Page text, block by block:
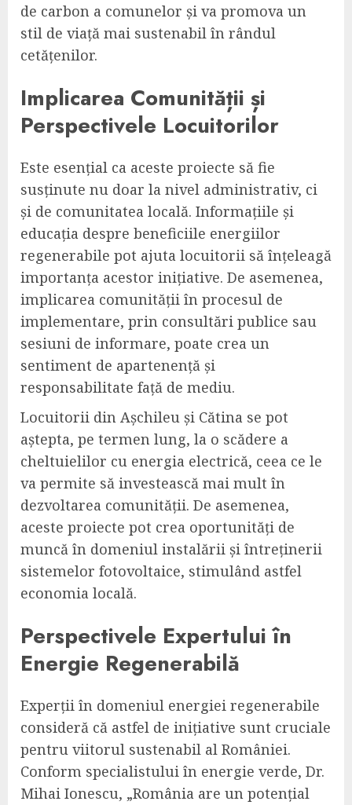
de carbon a comunelor și va promova un
stil de viață mai sustenabil în rândul
cetățenilor.
Implicarea Comunității și
Perspectivele Locuitorilor
Este esențial ca aceste proiecte să fie
susținute nu doar la nivel administrativ, ci
și de comunitatea locală. Informațiile și
educația despre beneficiile energiilor
regenerabile pot ajuta locuitorii să înțeleagă
importanța acestor inițiative. De asemenea,
implicarea comunității în procesul de
implementare, prin consultări publice sau
sesiuni de informare, poate crea un
sentiment de apartenență și
responsabilitate față de mediu.
Locuitorii din Așchileu și Cătina se pot
aștepta, pe termen lung, la o scădere a
cheltuielilor cu energia electrică, ceea ce le
va permite să investească mai mult în
dezvoltarea comunității. De asemenea,
aceste proiecte pot crea oportunități de
muncă în domeniul instalării și întreținerii
sistemelor fotovoltaice, stimulând astfel
economia locală.
Perspectivele Expertului în
Energie Regenerabilă
Experții în domeniul energiei regenerabile
consideră că astfel de inițiative sunt cruciale
pentru viitorul sustenabil al României.
Conform specialistului în energie verde, Dr.
Mihai Ionescu, „România are un potențial